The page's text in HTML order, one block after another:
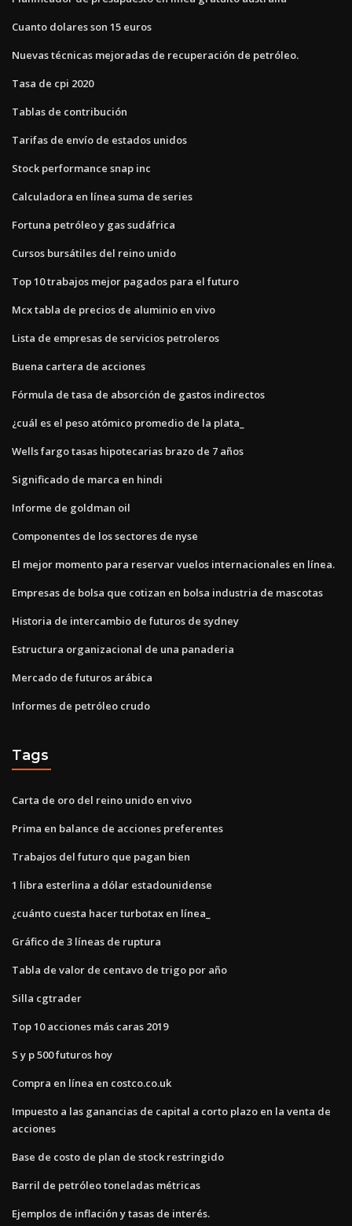
Cuanto dolares son 15 euros
Nuevas técnicas mejoradas de recuperación de petróleo.
Tasa de cpi 2020
Tablas de contribución
Tarifas de envío de estados unidos
Stock performance snap inc
Calculadora en línea suma de series
Fortuna petróleo y gas sudáfrica
Cursos bursátiles del reino unido
Top 10 trabajos mejor pagados para el futuro
Mcx tabla de precios de aluminio en vivo
Lista de empresas de servicios petroleros
Buena cartera de acciones
Fórmula de tasa de absorción de gastos indirectos
¿cuál es el peso atómico promedio de la plata_
Wells fargo tasas hipotecarias brazo de 7 años
Significado de marca en hindi
Informe de goldman oil
Componentes de los sectores de nyse
El mejor momento para reservar vuelos internacionales en línea.
Empresas de bolsa que cotizan en bolsa industria de mascotas
Historia de intercambio de futuros de sydney
Estructura organizacional de una panaderia
Mercado de futuros arábica
Informes de petróleo crudo
Tags
Carta de oro del reino unido en vivo
Prima en balance de acciones preferentes
Trabajos del futuro que pagan bien
1 libra esterlina a dólar estadounidense
¿cuánto cuesta hacer turbotax en línea_
Gráfico de 3 líneas de ruptura
Tabla de valor de centavo de trigo por año
Silla cgtrader
Top 10 acciones más caras 2019
S y p 500 futuros hoy
Compra en línea en costco.co.uk
Impuesto a las ganancias de capital a corto plazo en la venta de
acciones
Base de costo de plan de stock restringido
Barril de petróleo toneladas métricas
Ejemplos de inflación y tasas de interés.